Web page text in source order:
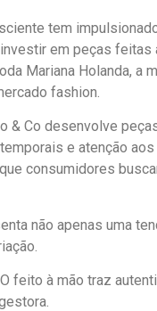
tem
em peças
Mariana Holanda, a
fashion.
& Co desenvolve
e atenção
consumidores
não apenas uma
feito à mão traz